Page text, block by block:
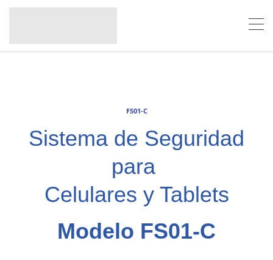
FS01-C
Sistema de Seguridad
para
Celulares y Tablets
Modelo FS01-C